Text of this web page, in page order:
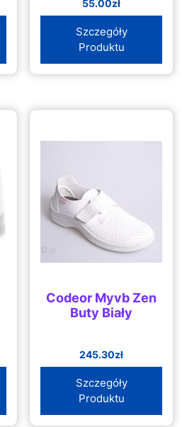
55.00zł
Szczegóły
Produktu
Codeor Myvb Zen
Buty Biały
245.30zł
Szczegóły
Produktu